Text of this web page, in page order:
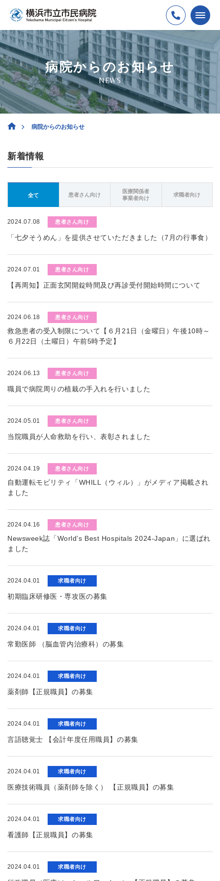
病院からのお知らせ
NEWS
病院からのお知らせ
新着情報
全て 患者さん向け
医療関係者
事業者向け
求職者向け
2024.07.08 患者さん向け
「七夕そうめん」を提供させていただきました（7月の行事食）
2024.07.01 患者さん向け
【再周知】正面玄関開錠時間及び再診受付開始時間について
2024.06.18 患者さん向け
救急患者の受入制限について【６月21日（金曜日）午後10時～
６月22日（土曜日）午前5時予定】
2024.06.13 患者さん向け
職員で病院周りの植栽の手入れを行いました
2024.05.01 患者さん向け
当院職員が人命救助を行い、表彰されました
2024.04.19 患者さん向け
自動運転モビリティ「WHILL（ウィル）」がメディア掲載され
ました
2024.04.16 患者さん向け
Newsweek誌「World’s Best Hospitals 2024-Japan」に選ばれ
ました
2024.04.01 求職者向け
初期臨床研修医・専攻医の募集
2024.04.01 求職者向け
常勤医師 （脳血管内治療科）の募集
2024.04.01 求職者向け
薬剤師【正規職員】の募集
2024.04.01 求職者向け
言語聴覚士 【会計年度任用職員】の募集
2024.04.01 求職者向け
医療技術職員（薬剤師を除く） 【正規職員】の募集
2024.04.01 求職者向け
看護師【正規職員】の募集
2024.04.01 求職者向け